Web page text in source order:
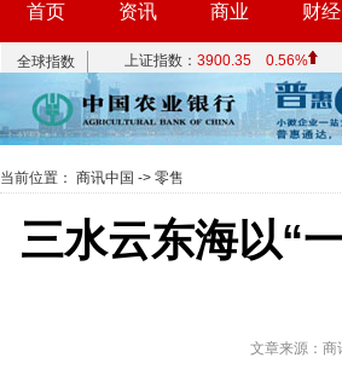
首页 资讯 商业 财经
当前位置： 商讯中国 -> 零售
三水云东海以“
文章来源：